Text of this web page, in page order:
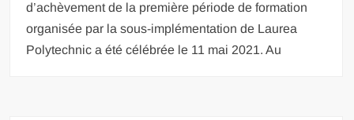
d’achèvement de la première période de formation
organisée par la sous-implémentation de Laurea
Polytechnic a été célébrée le 11 mai 2021. Au